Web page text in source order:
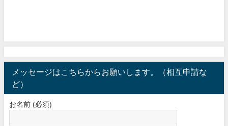
メッセージはこちらからお願いします。（相互申請な
ど）
お名前 (必須)